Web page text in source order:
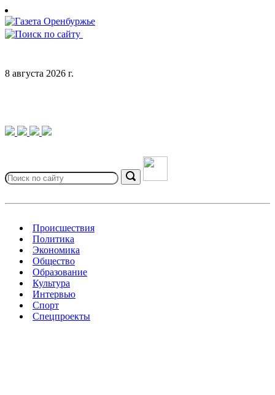
Skip
to
content
8 августа 2026 г.
for:
Search
Происшествия
Политика
Экономика
Общество
Образование
Культура
Интервью
Спорт
Спецпроекты